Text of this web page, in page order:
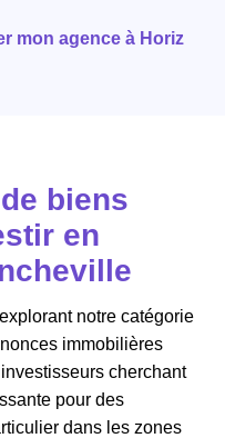
mon agence à Horiz
biens
en
notre catégorie
immobilières
cherchant
pour des
dans les zones